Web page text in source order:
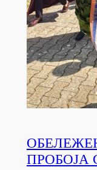
ПРОБОЈА